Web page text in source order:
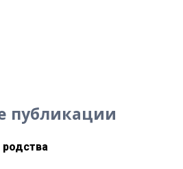
публикации